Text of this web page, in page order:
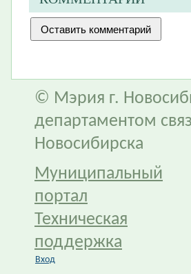
© Мэрия г.
департаментом
Новосибирска
Муниципальный
портал
Техническая
поддержка
Вход